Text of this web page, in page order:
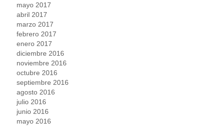
mayo 2017
abril 2017
marzo 2017
febrero 2017
enero 2017
diciembre 2016
noviembre 2016
octubre 2016
septiembre 2016
agosto 2016
julio 2016
junio 2016
mayo 2016